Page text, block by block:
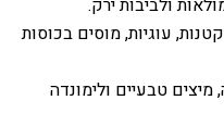
ולביבות ירק.
עוגיות, מוסים בכוסות
טבעיים ולימונדה